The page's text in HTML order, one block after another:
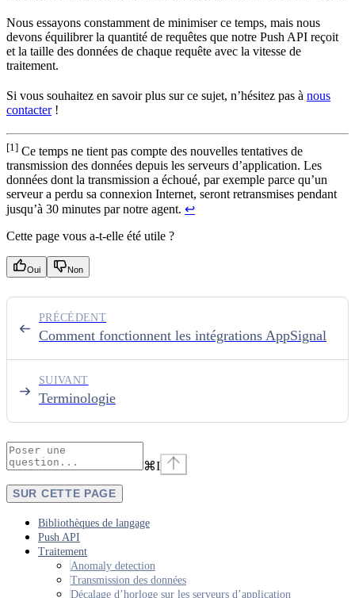
Nous essayons constamment de minimiser ce temps, mais nous
devons équilibrer la quantité de requêtes que notre Push API reçoit
et la taille des données de chaque requête avec la vitesse de
traitement.
Si vous souhaitez en savoir plus sur ce sujet, n’hésitez pas à nous
contacter!
[1] Ce temps ne tient pas compte des nouvelles tentatives de
transmission des données depuis les serveurs d’application. Les
données dont la transmission a échoué, par exemple parce qu’un
serveur a perdu sa connexion Internet, seront retransmises pendant
jusqu’à 30 minutes par notre agent. ↩
Cette page vous a-t-elle été utile ?
Oui Non
Comment fonctionnent les intégrations AppSignal
PRÉCÉDENT
Terminologie
SUIVANT
⌘I
SUR CETTE PAGE
Bibliothèques de langage
Push API
Traitement
Anomaly detection
Transmission des données
Décalage d’horloge sur les serveurs d’application